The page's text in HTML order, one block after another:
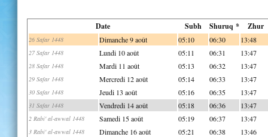
Date Subh Shuruq * Zhur
26 Safar 1448 Dimanche 9 août 05:10 06:30 13:48
27 Safar 1448 Lundi 10 août 05:11 06:31 13:47
28 Safar 1448 Mardi 11 août 05:13 06:32 13:47
29 Safar 1448 Mercredi 12 août 05:14 06:33 13:47
30 Safar 1448 Jeudi 13 août 05:16 06:35 13:47
31 Safar 1448 Vendredi 14 août 05:18 06:36 13:47
2 Rabi' al-awwal 1448 Samedi 15 août 05:19 06:37 13:47
3 Rabi' al-awwal 1448 Dimanche 16 août 05:21 06:38 13:46